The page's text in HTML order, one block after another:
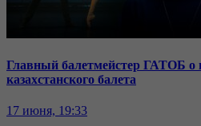
Главный балетмейстер ГАТОБ о
казахстанского балета
17 июня, 19:33